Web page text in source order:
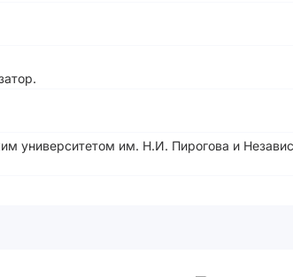
университетом им. Н.И. Пирогова и